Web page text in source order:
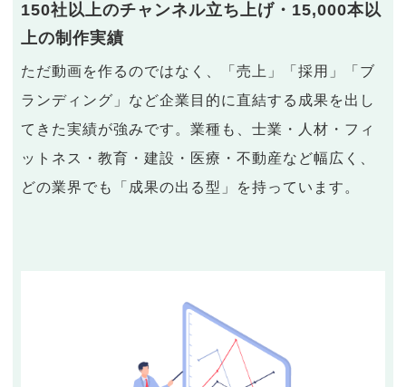
150社以上のチャンネル立ち上げ・15,000本以
上の制作実績
ただ動画を作るのではなく、「売上」「採用」「ブ
ランディング」など企業目的に直結する成果を出し
てきた実績が強みです。業種も、士業・人材・フィ
ットネス・教育・建設・医療・不動産など幅広く、
どの業界でも「成果の出る型」を持っています。